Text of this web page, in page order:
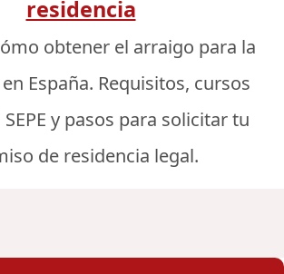
residencia
obtener el arraigo para la
España. Requisitos, cursos
y pasos para solicitar tu
de residencia legal.